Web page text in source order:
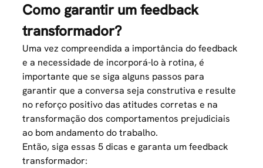
Como garantir um feedback
transformador?
Uma vez compreendida a importância do feedback
e a necessidade de incorporá-lo à rotina, é
importante que se siga alguns passos para
garantir que a conversa seja construtiva e resulte
no reforço positivo das atitudes corretas e na
transformação dos comportamentos prejudiciais
ao bom andamento do trabalho.
Então, siga essas 5 dicas e garanta um feedback
transformador: